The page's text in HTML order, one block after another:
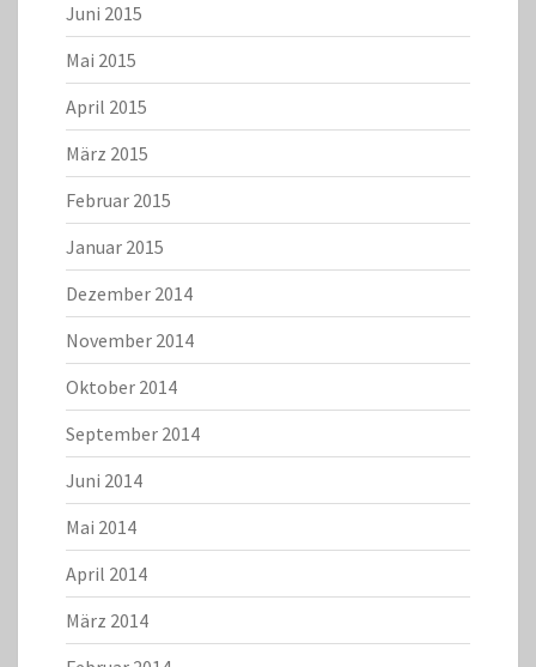
Juni 2015
Mai 2015
April 2015
März 2015
Februar 2015
Januar 2015
Dezember 2014
November 2014
Oktober 2014
September 2014
Juni 2014
Mai 2014
April 2014
März 2014